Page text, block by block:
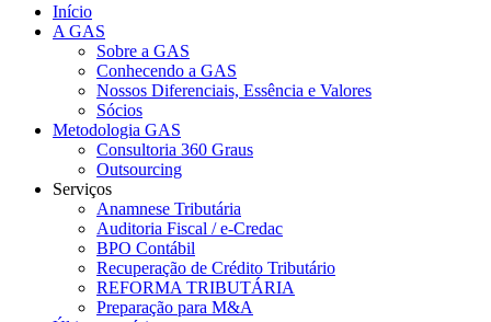
Início
A GAS
Sobre a GAS
Conhecendo a GAS
Nossos Diferenciais, Essência e Valores
Sócios
Metodologia GAS
Consultoria 360 Graus
Outsourcing
Serviços
Anamnese Tributária
Auditoria Fiscal / e-Credac
BPO Contábil
Recuperação de Crédito Tributário
REFORMA TRIBUTÁRIA
Preparação para M&A